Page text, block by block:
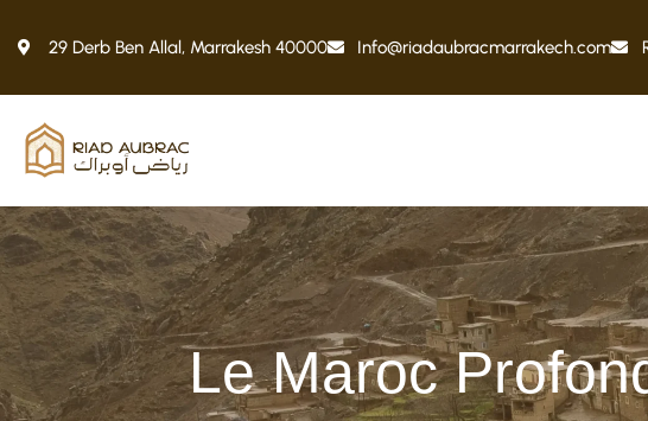
29 Derb Ben Allal, Marrakesh 40000 Info@riadaubracmarrakech.com
Le Maroc